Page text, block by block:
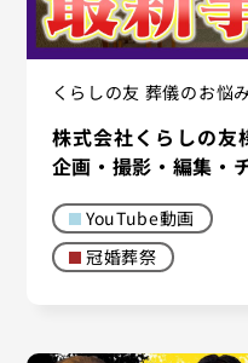
くらしの友 葬儀のお悩
株式会社くらしの友
企画・撮影・編集・
YouTube動画
冠婚葬祭